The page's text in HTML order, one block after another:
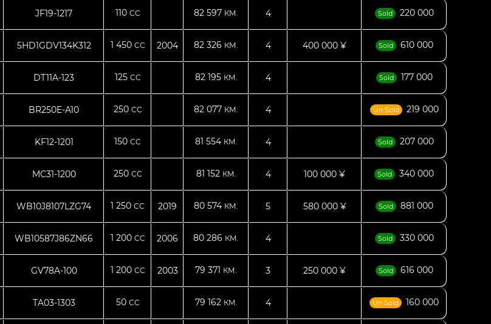
JF19-1217 110 CC 82 597 КМ. 4 Sold 220 000
5HD1GDV134K312 1 450 CC 2004 82 326 КМ. 4 400 000 ¥ Sold 610 000
DT11A-123 125 CC 82 195 КМ. 4 Sold 177 000
BR250E-A10 250 CC 82 077 КМ. 4 Un Sold 219 000
KF12-1201 150 CC 81 554 КМ. 4 Sold 207 000
MC31-1200 250 CC 81 152 КМ. 4 100 000 ¥ Sold 340 000
WB10J8107LZG74 1 250 CC 2019 80 574 КМ. 5 580 000 ¥ Sold 881 000
WB10587J86ZN66 1 200 CC 2006 80 286 КМ. 4 Sold 330 000
GV78A-100 1 200 CC 2003 79 371 КМ. 3 250 000 ¥ Sold 616 000
TA03-1303 50 CC 79 162 КМ. 4 Un Sold 160 000